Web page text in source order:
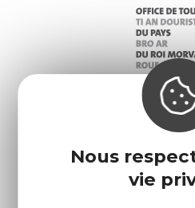
Nous
vie
Nos brochures